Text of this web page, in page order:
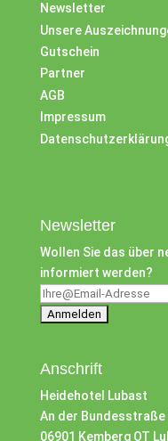
Newsletter
Unsere
Gutschein
Partner
AGB
Impressum
Newsletter
Wollen Sie das über
informiert werden?
Anschrift
Heidehotel Lubast
An der Bundesstraße
06901 Kemberg OT